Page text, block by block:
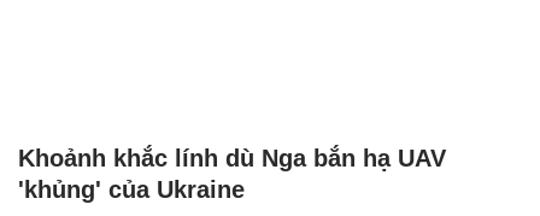
Khoảnh khắc lính dù Nga bắn hạ UAV
'khủng' của Ukraine